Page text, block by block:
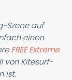
Szene auf
einen
FREE Extreme
von Kitesurf-
ist.